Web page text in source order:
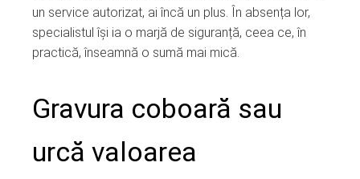
un service autorizat, ai încă un plus. În absența lor,
specialistul își ia o marjă de siguranță, ceea ce, în
practică, înseamnă o sumă mai mică.
Gravura coboară sau
urcă valoarea